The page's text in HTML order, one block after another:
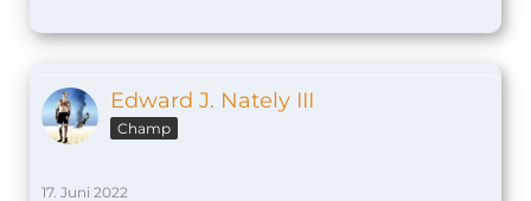
Edward J. Nately III
Champ
17. Juni 2022